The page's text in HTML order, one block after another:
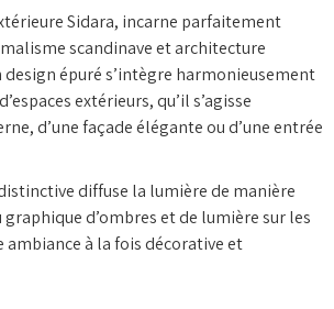
Sidara, incarne parfaitement
scandinave et architecture
épuré s’intègre harmonieusement
extérieurs, qu’il s’agisse
d’une façade élégante ou d’une entrée
diffuse la lumière de manière
d’ombres et de lumière sur les
à la fois décorative et